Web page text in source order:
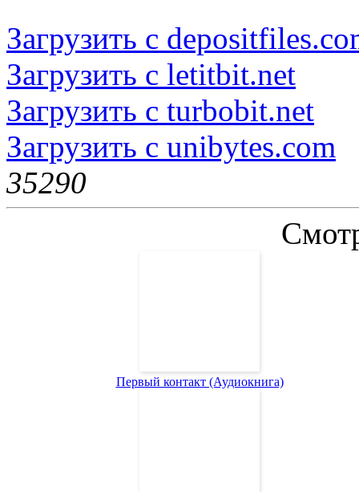
Загрузить с
Загрузить с letitbit.net
Загрузить с turbobit.net
Загрузить с unibytes.com
35290
Первый контакт (Аудиокнига)